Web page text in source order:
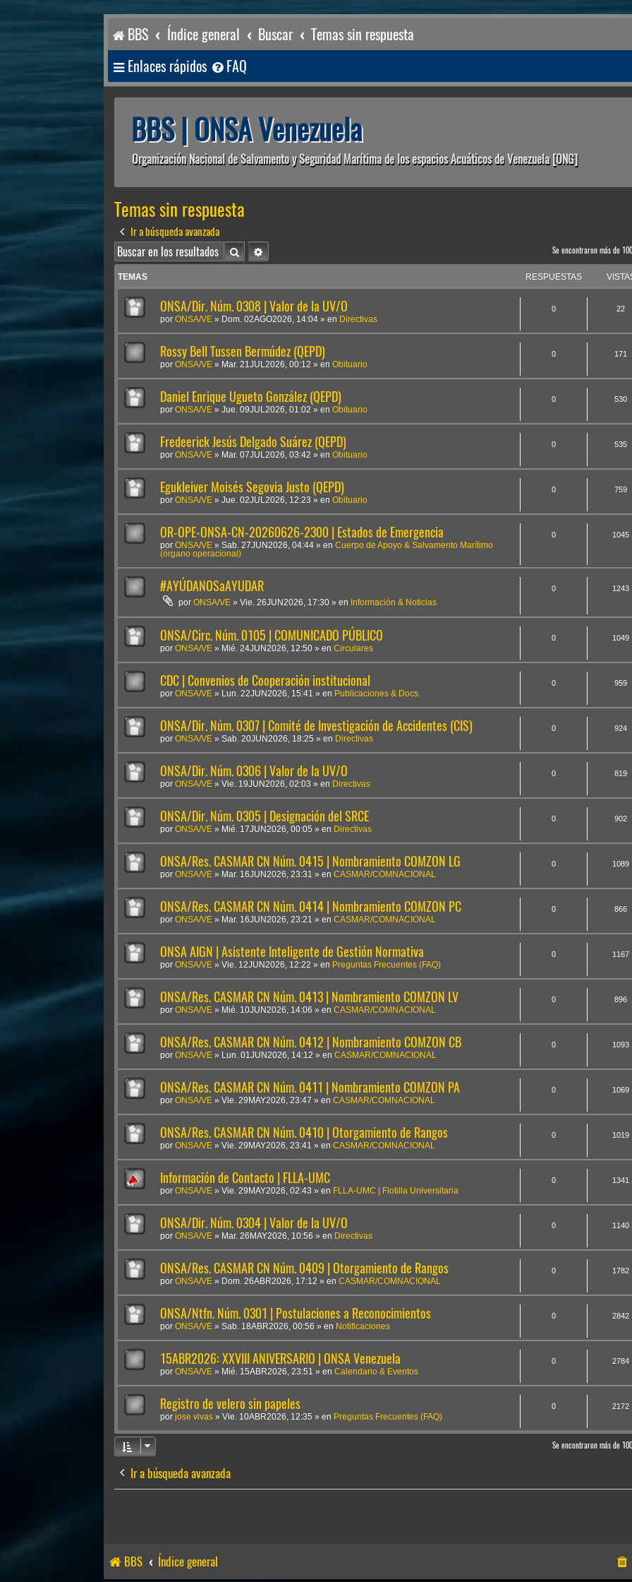
BBS Índice general Buscar Temas sin respuesta
Enlaces rápidos FAQ
BBS | ONSA Venezuela
Organización Nacional de Salvamento y Seguridad Marítima de los espacios Acuáticos de Venezuela [ONG]
Temas sin respuesta
Ir a búsqueda avanzada
BuscarBúsqueda avanzada Se encontraron más de
TEMAS RESPUESTAS
ONSA/Dir. Núm. 0308 | Valor de la UV/O
por ONSA/VE » Dom. 02AGO2026, 14:04 » en Directivas
0 22
Rossy Bell Tussen Bermúdez (QEPD)
por ONSA/VE » Mar. 21JUL2026, 00:12 » en Obituario
0 171
Daniel Enrique Ugueto González (QEPD)
por ONSA/VE » Jue. 09JUL2026, 01:02 » en Obituario
0 530
Fredeerick Jesús Delgado Suárez (QEPD)
por ONSA/VE » Mar. 07JUL2026, 03:42 » en Obituario
0 535
Egukleiver Moisés Segovia Justo (QEPD)
por ONSA/VE » Jue. 02JUL2026, 12:23 » en Obituario
0 759
OR-OPE-ONSA-CN-20260626-2300 | Estados de Emergencia
por ONSA/VE » Sab. 27JUN2026, 04:44 » en Cuerpo de Apoyo & Salvamento Marítimo
(órgano operacional)
0 1045
#AYÚDANOSaAYUDAR
porONSA/VE »Vie. 26JUN2026, 17:30 » en Información & Noticias
0 1243
ONSA/Circ. Núm. 0105 | COMUNICADO PÚBLICO
por ONSA/VE » Mié. 24JUN2026, 12:50 » en Circulares
0 1049
CDC | Convenios de Cooperación institucional
por ONSA/VE » Lun. 22JUN2026, 15:41 » en Publicaciones & Docs.
0 959
ONSA/Dir. Núm. 0307 | Comité de Investigación de Accidentes (CIS)
por ONSA/VE » Sab. 20JUN2026, 18:25 » en Directivas
0 924
ONSA/Dir. Núm. 0306 | Valor de la UV/O
por ONSA/VE » Vie. 19JUN2026, 02:03 » en Directivas
0 819
ONSA/Dir. Núm. 0305 | Designación del SRCE
por ONSA/VE » Mié. 17JUN2026, 00:05 » en Directivas
0 902
ONSA/Res. CASMAR CN Núm. 0415 | Nombramiento COMZON LG
por ONSA/VE » Mar. 16JUN2026, 23:31 » en CASMAR/COMNACIONAL
0 1089
ONSA/Res. CASMAR CN Núm. 0414 | Nombramiento COMZON PC
por ONSA/VE » Mar. 16JUN2026, 23:21 » en CASMAR/COMNACIONAL
0 866
ONSA AIGN | Asistente Inteligente de Gestión Normativa
por ONSA/VE » Vie. 12JUN2026, 12:22 » en Preguntas Frecuentes (FAQ)
0 1167
ONSA/Res. CASMAR CN Núm. 0413 | Nombramiento COMZON LV
por ONSA/VE » Mié. 10JUN2026, 14:06 » en CASMAR/COMNACIONAL
0 896
ONSA/Res. CASMAR CN Núm. 0412 | Nombramiento COMZON CB
por ONSA/VE » Lun. 01JUN2026, 14:12 » en CASMAR/COMNACIONAL
0 1093
ONSA/Res. CASMAR CN Núm. 0411 | Nombramiento COMZON PA
por ONSA/VE » Vie. 29MAY2026, 23:47 » en CASMAR/COMNACIONAL
0 1069
ONSA/Res. CASMAR CN Núm. 0410 | Otorgamiento de Rangos
por ONSA/VE » Vie. 29MAY2026, 23:41 » en CASMAR/COMNACIONAL
0 1019
Información de Contacto | FLLA-UMC
por ONSA/VE » Vie. 29MAY2026, 02:43 » en FLLA-UMC | Flotilla Universitaria
0 1341
ONSA/Dir. Núm. 0304 | Valor de la UV/O
por ONSA/VE » Mar. 26MAY2026, 10:56 » en Directivas
0 1140
ONSA/Res. CASMAR CN Núm. 0409 | Otorgamiento de Rangos
por ONSA/VE » Dom. 26ABR2026, 17:12 » en CASMAR/COMNACIONAL
0 1782
ONSA/Ntfn. Núm. 0301 | Postulaciones a Reconocimientos
por ONSA/VE » Sab. 18ABR2026, 00:56 » en Notificaciones
0 2842
15ABR2026: XXVIII ANIVERSARIO | ONSA Venezuela
por ONSA/VE » Mié. 15ABR2026, 23:51 » en Calendario & Eventos
0 2784
Registro de velero sin papeles
por jose vivas » Vie. 10ABR2026, 12:35 » en Preguntas Frecuentes (FAQ)
0 2172
Se encontraron más de
Ir a búsqueda avanzada
BBS Índice general